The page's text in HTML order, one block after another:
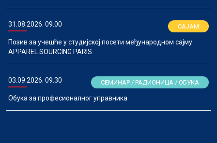
31.08.2026. 09:00 САЈАМ
Позив за учешће у студијској посети међународном сајму
APPAREL SOURCING PARIS
03.09.2026. 09:30 СЕМИНАР / РАДИОНИЦА / ОБУКА
Обука за професионалног управника